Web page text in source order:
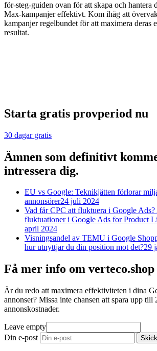
för-steg-guiden ovan för att skapa och hantera
Max-kampanjer effektivt. Kom ihåg att
kampanjer regelbundet för att maximera deras
resultat.
Starta gratis provperiod nu
30 dagar gratis
Ämnen som definitivt
intressera dig.
EU vs Google: Teknikjätten förlorar
annonsörer24 juli 2024
Vad får CPC att fluktuera i Google
fluktuationer i Google Ads for Product
april 2024
Visningsandel av TEMU i Google
hur utnyttjar du din position mot det?29
Få mer info om verteco.shop
Är du redo att maximera effektiviteten i dina
annonser? Missa inte chansen att spara upp till
annonskostnader.
Leave empty
Din e-post